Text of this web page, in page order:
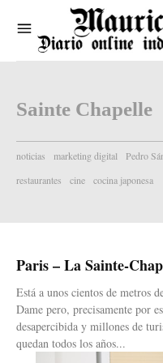
Sainte Chapelle
noticias marketing digital Pedro
restaurantes
cine cocina japonesa
Paris – La Sainte-
Está a unos cientos de metros
Dame pero, precisamente por
desapercibida y millones de
quedan todos los años...